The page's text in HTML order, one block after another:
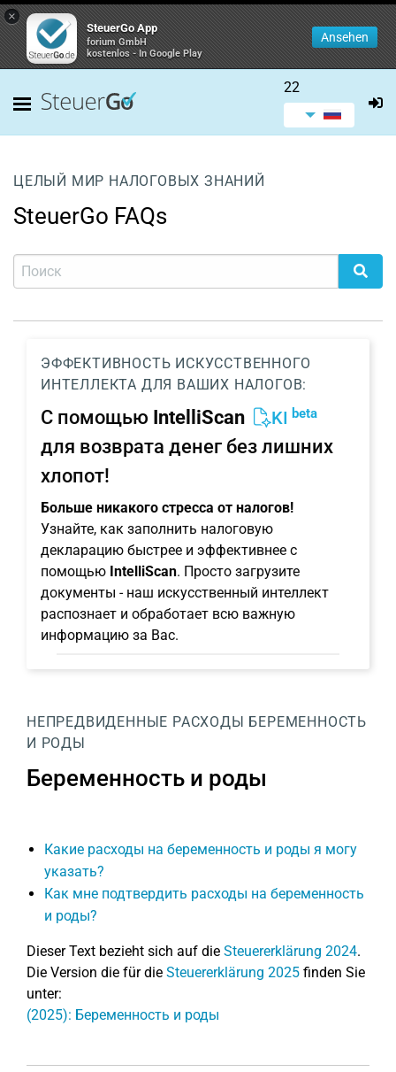
×
SteuerGo App
forium GmbH
kostenlos - In Google Play
Ansehen
22
ЦЕЛЫЙ МИР НАЛОГОВЫХ ЗНАНИЙ
SteuerGo FAQs
ЭФФЕКТИВНОСТЬ ИСКУССТВЕННОГО
ИНТЕЛЛЕКТА ДЛЯ ВАШИХ НАЛОГОВ:
С помощью IntelliScan KI beta
для возврата денег без лишних
хлопот!
Больше никакого стресса от налогов!
Узнайте, как заполнить налоговую
декларацию быстрее и эффективнее с
помощью IntelliScan. Просто загрузите
документы - наш искусственный интеллект
распознает и обработает всю важную
информацию за Вас.
НЕПРЕДВИДЕННЫЕ РАСХОДЫ БЕРЕМЕННОСТЬ
И РОДЫ
Беременность и роды
Какие расходы на беременность и роды я могу
указать?
Как мне подтвердить расходы на беременность
и роды?
Dieser Text bezieht sich auf die Steuererklärung 2024.
Die Version die für die Steuererklärung 2025 finden Sie
unter:
(2025): Беременность и роды